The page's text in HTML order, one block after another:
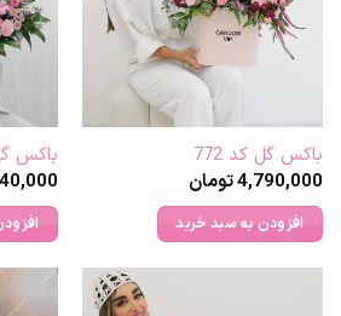
باکس گل کد 772
4,790,000تومان
افزودن به سبد خرید
باکس گل